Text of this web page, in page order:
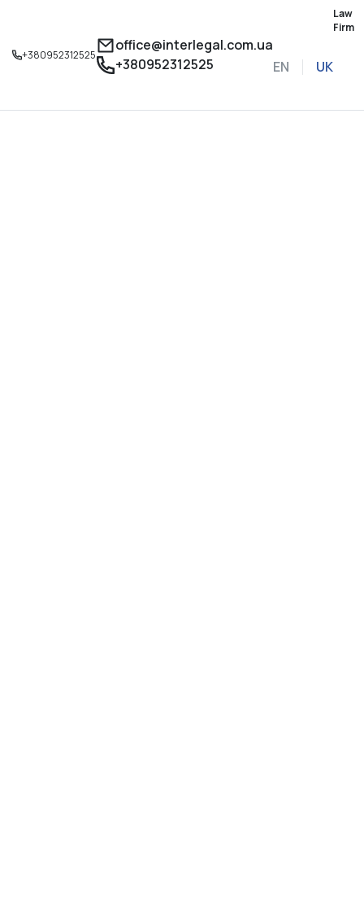
+380952312525
Law
Firm
office@interlegal.com.ua
+380952312525
EN UK